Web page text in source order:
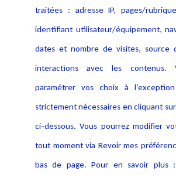
traitées : adresse IP, pages/
identifiant utilisateur/équipement,
dates et nombre de visites, source
interactions avec les contenus.
paramétrer vos choix à
strictement nécessaires en cliquant sur
ci-dessous. Vous pourrez modifier
tout moment via Revoir mes
bas de page. Pour en savoir plus :